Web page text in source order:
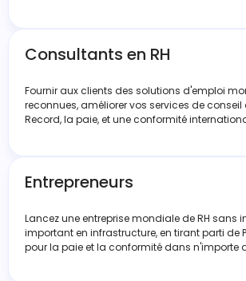
Consultants en RH
Fournir aux clients des solutions d'emploi
reconnues, améliorer vos services de conseil
Record, la paie, et une conformité
Entrepreneurs
Lancez une entreprise mondiale de RH sans
important en infrastructure, en tirant parti de
pour la paie et la conformité dans n'importe